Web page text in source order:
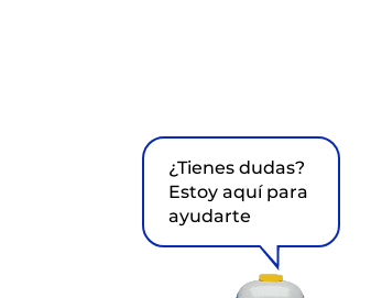
¿Tienes dudas?
Estoy aquí para
ayudarte